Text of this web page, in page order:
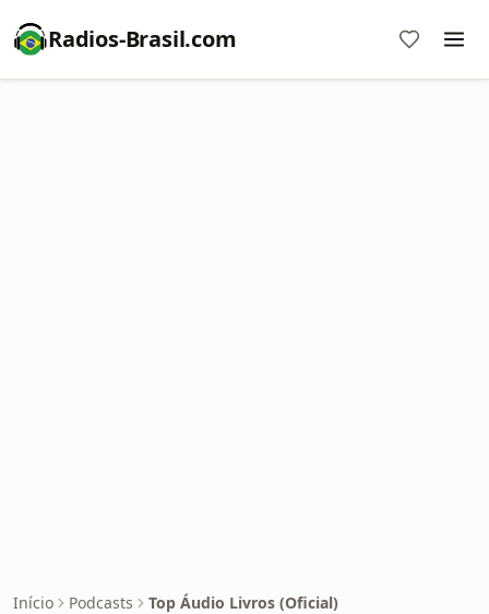
Radios-Brasil.com
Início Podcasts Top Áudio Livros (Oficial)